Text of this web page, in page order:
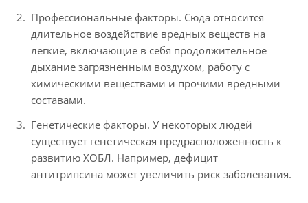
Профессиональные факторы. Сюда относится
длительное воздействие вредных веществ на
легкие, включающие в себя продолжительное
дыхание загрязненным воздухом, работу с
химическими веществами и прочими вредными
составами.
Генетические факторы. У некоторых людей
существует генетическая предрасположенность к
развитию ХОБЛ. Например, дефицит
антитрипсина может увеличить риск заболевания.